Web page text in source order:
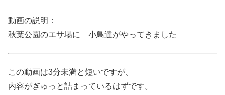
動画の説明：
秋葉公園のエサ場に 小鳥達がやってきました
この動画は3分未満と短いですが、
内容がぎゅっと詰まっているはずです。